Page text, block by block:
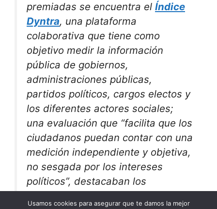
premiadas se encuentra el Índice
Dyntra, una plataforma
colaborativa que tiene como
objetivo medir la información
pública de gobiernos,
administraciones públicas,
partidos políticos, cargos electos y
los diferentes actores sociales;
una evaluación que “facilita que los
ciudadanos puedan contar con una
medición independiente y objetiva,
no sesgada por los intereses
políticos”, destacaban los
Usamos cookies para asegurar que te damos la mejor